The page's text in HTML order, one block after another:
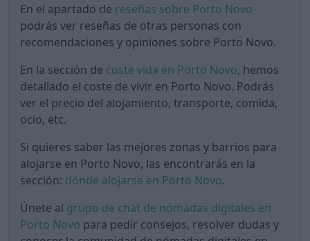
En el apartado de reseñas sobre Porto Novo
podrás ver reseñas de otras personas con
recomendaciones y opiniones sobre Porto Novo.
En la sección de coste vida en Porto Novo, hemos
detallado el coste de vivir en Porto Novo. Podrás
ver el precio del alojamiento, transporte, comida,
ocio, etc.
Si quieres saber las mejores zonas y barrios para
alojarse en Porto Novo, las encontrarás en la
sección: dónde alojarse en Porto Novo.
Únete al grupo de chat de nómadas digitales en
Porto Novo para pedir consejos, resolver dudas y